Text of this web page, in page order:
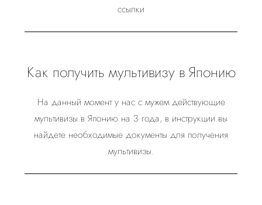
ссылки
Как получить мультивизу в Японию
На данный момент у нас с мужем действующие
мультивизы в Японию на 3 года, в инструкции вы
найдете необходимые документы для получения
мультивизы.